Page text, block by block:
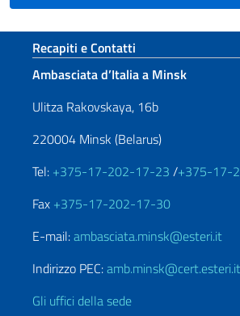
Sezione footer
Recapiti e Contatti
Ambasciata d’Italia a Minsk
Ulitza Rakovskaya, 16b
220004 Minsk (Belarus)
Tel: +375-17-202-17-23 /+375-17-
Fax +375-17-202-17-30
E-mail:ambasciata.minsk@esteri.it
Indirizzo PEC:amb.minsk@cert.esteri.it
Gli uffici della sede